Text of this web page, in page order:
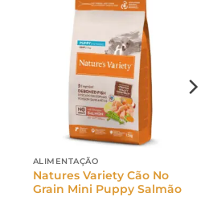
ALIMENTAÇÃO
Natures Variety Cão No
Grain Mini Puppy Salmão